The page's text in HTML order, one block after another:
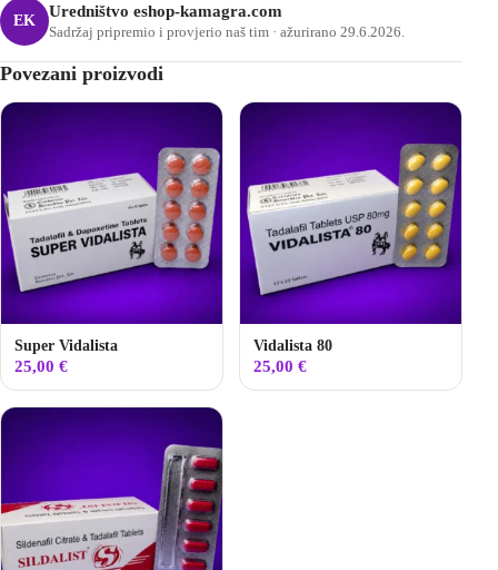
EK
Uredništvo eshop-kamagra.com
Sadržaj pripremio i provjerio naš tim · ažurirano 29.6.2026.
Povezani proizvodi
Super Vidalista
25,00 €
Vidalista 80
25,00 €